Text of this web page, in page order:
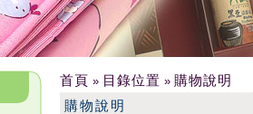
首頁 » 目錄位置 » 購物說明
購物說明